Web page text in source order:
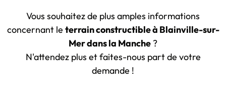
Vous souhaitez de plus amples informations
concernant le terrain constructible à Blainville-sur-
Mer dans la Manche ?
N'attendez plus et faites-nous part de votre
demande !